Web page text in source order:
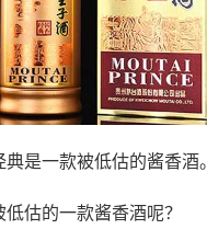
是一款被低估的酱香酒。
估的一款酱香酒呢？